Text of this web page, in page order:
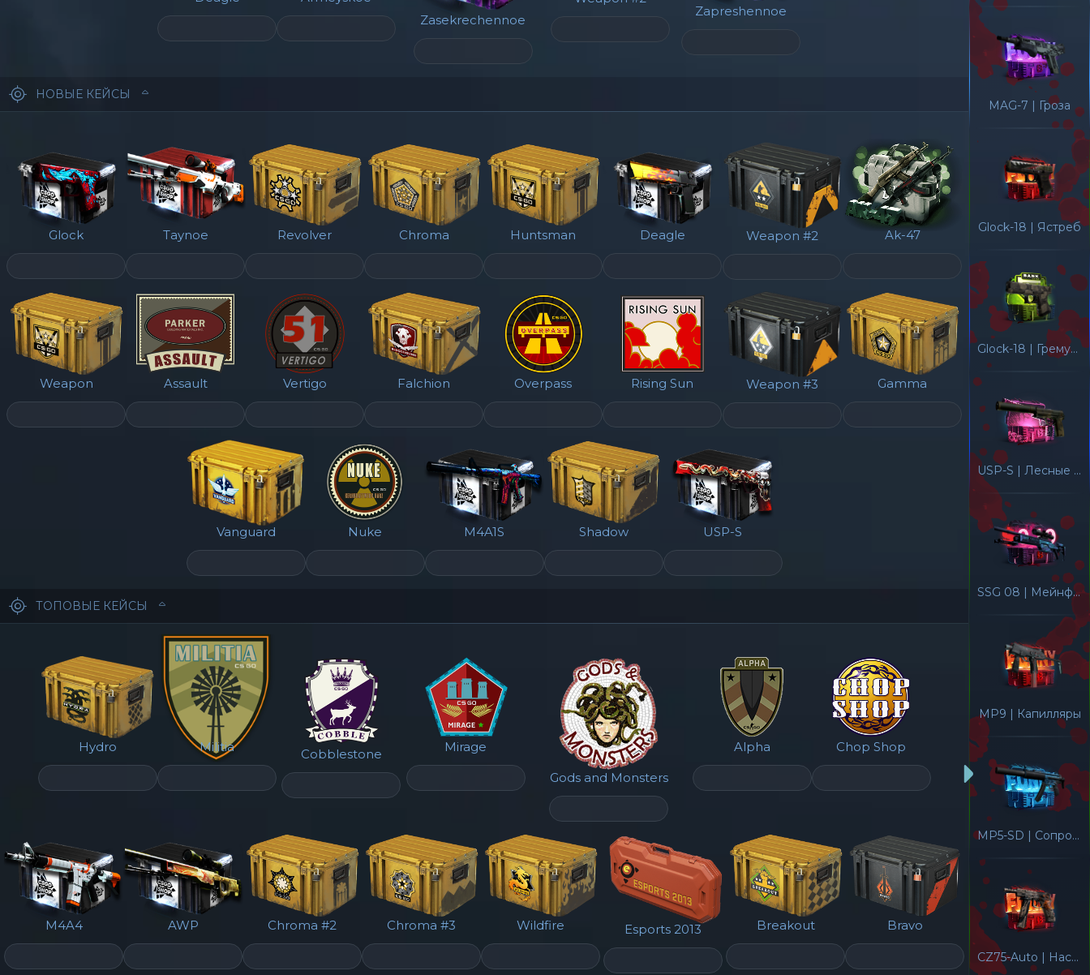
Zasekrechennoe
Zapreshennoe
НОВЫЕ КЕЙСЫ
Glock Taynoe Revolver Chroma Huntsman Deagle Weapon #2 Ak-47
Weapon Assault Vertigo Falchion Overpass Rising Sun Weapon #3 Gamma
Vanguard Nuke M4A1S Shadow USP-S
ТОПОВЫЕ КЕЙСЫ
Hydro Militia Cobblestone
Mirage
Gods and Monsters
Alpha Chop Shop
M4A4 AWP Chroma #2 Chroma #3 Wildfire Esports 2013 Breakout Bravo
MAG-7 | Гроза
Glock-18 | Ястреб
Glock-18 | Гремучая смерть
USP-S | Лесные листья
SSG 08 | Мейнфрейм 001
MP9 | Капилляры
MP5-SD | Сопроцессор
CZ75-Auto | Настоящий змееяд